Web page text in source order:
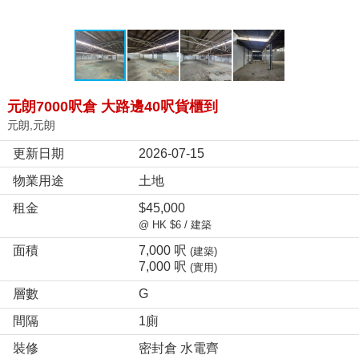
元朗7000呎倉 大路邊40呎貨櫃到
元朗,元朗
更新日期
2026-07-15
物業用途
土地
租金
$45,000
@ HK $6 / 建築
面積 7,000 呎 (建築)
7,000 呎 (實用)
層數
G
間隔
1廁
裝修
密封倉 水電齊